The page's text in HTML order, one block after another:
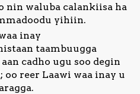
nin waluba calankiisa ha
yihiin.
inay
taambuugga
cadho ugu soo degin
reer Laawi waa inay u